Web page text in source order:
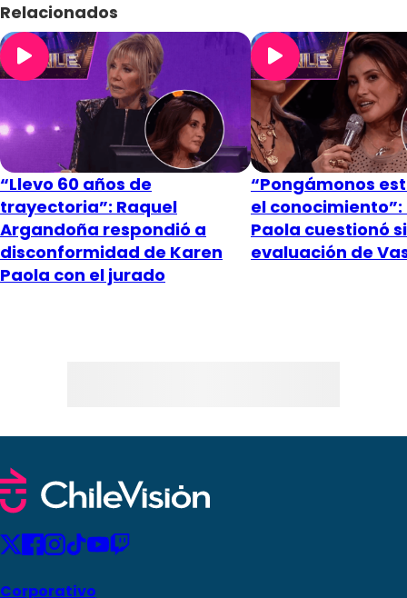
Relacionados
“Llevo 60 años de
trayectoria”: Raquel
Argandoña respondió a
disconformidad de Karen
Paola con el jurado
“Pongámonos
el conocimiento”:
Paola cuestionó
evaluación de
Corporativo